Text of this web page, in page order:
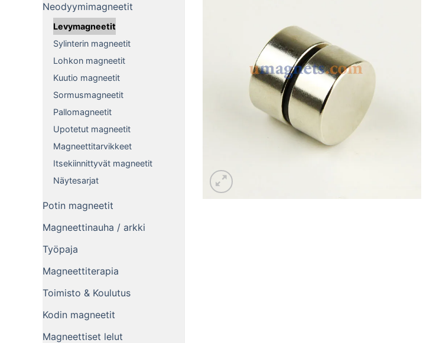
Neodyymimagneetit
Levymagneetit
Sylinterin magneetit
Lohkon magneetit
Kuutio magneetit
Sormusmagneetit
Pallomagneetit
Upotetut magneetit
Magneettitarvikkeet
Itsekiinnittyvät magneetit
Näytesarjat
Potin magneetit
Magneettinauha / arkki
Työpaja
Magneettiterapia
Toimisto & Koulutus
Kodin magneetit
Magneettiset lelut